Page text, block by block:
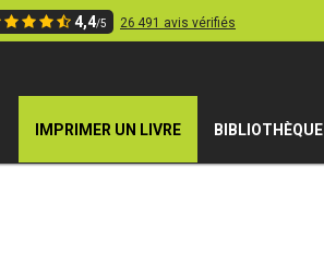
4,4/5 26 491 avis vérifiés
IMPRIMER UN LIVRE BIBLIOTHÈQUE